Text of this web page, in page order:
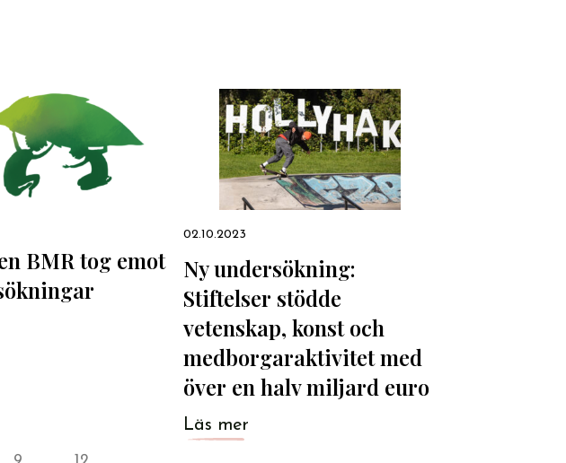
BMR tog emot
02.10.2023
Ny undersökning:
Stiftelser stödde
vetenskap, konst och
medborgaraktivitet med
över en halv miljard euro
Läs mer